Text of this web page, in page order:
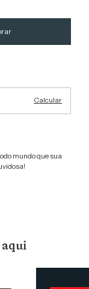
Calcular
mundo que sua
aqui